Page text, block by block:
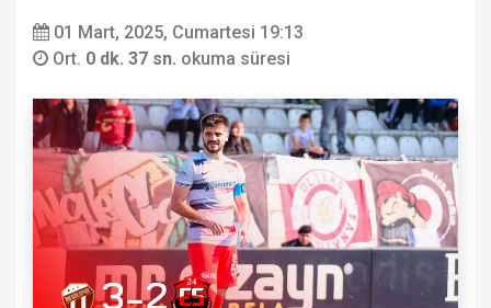
01 Mart, 2025, Cumartesi 19:13
Ort. 0 dk. 37 sn. okuma süresi